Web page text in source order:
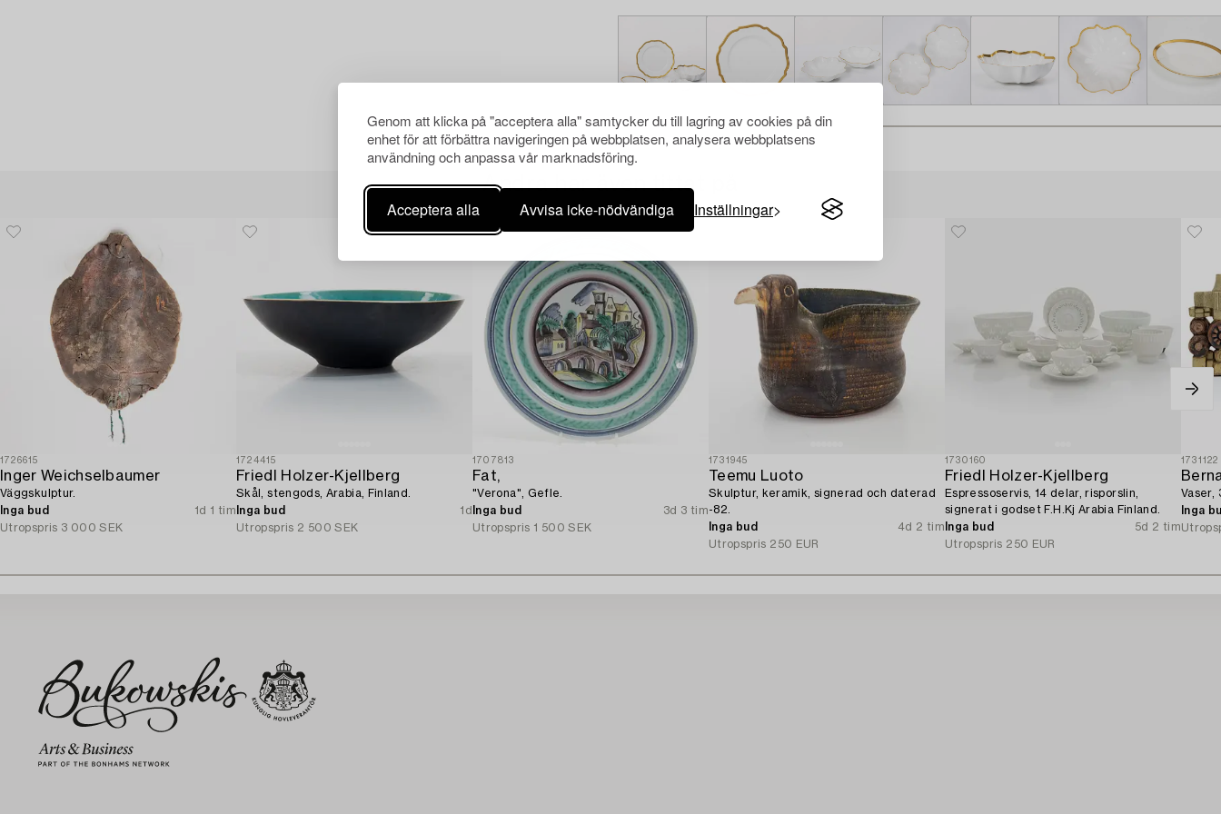
Genom att klicka på "acceptera alla" samtycker du till lagring av cookies på din
enhet för att förbättra navigeringen på webbplatsen, analysera webbplatsens
användning och anpassa vår marknadsföring.
Acceptera alla Avvisa icke-nödvändiga Inställningar
Andra har även tittat på
1726615
Inger Weichselbaumer
Väggskulptur.
Inga bud
1d 1 tim
Utropspris 3 000 SEK
1724415
Friedl Holzer-Kjellberg
Skål, stengods, Arabia, Finland.
Inga bud
1d
Utropspris 2 500 SEK
1707813
Fat,
"Verona", Gefle.
Inga bud
3d 3 tim
Utropspris 1 500 SEK
1731945
Teemu Luoto
Skulptur, keramik, signerad och daterad
-82.
Inga bud
4d 2 tim
Utropspris 250 EUR
1730160
Friedl Holzer-Kjellberg
Espressoservis, 14 delar, risporslin,
signerat i godset F.H.Kj Arabia Finland.
Inga bud
5d 2 tim
Utropspris 250 EUR
1731122
Vaser,
Inga